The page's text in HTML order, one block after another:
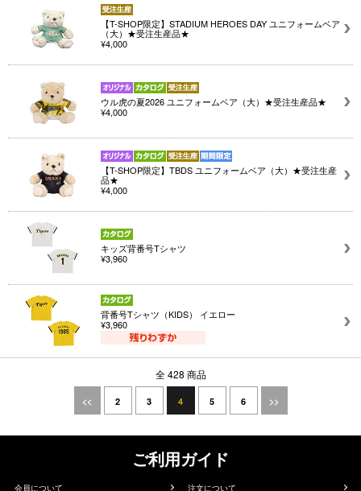
【T-SHOP限定】STADIUM HEROES DAY ユニフォームベア
（大）★受注生産品★
¥4,000
ウル虎の夏2026 ユニフォームベア（大）★受注生産品★
¥4,000
【T-SHOP限定】TBDS ユニフォームベア（大）★受注生産
品★
¥4,000
キッズ背番号Tシャツ
¥3,960
背番号Tシャツ（KIDS） イエロー
¥3,960
全 428 商品
<< 2 3 4 5 6 >>
ご利用ガイド
会員について 注文について